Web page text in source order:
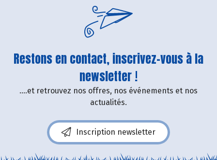
Restons en contact, inscrivez-vous à la
newsletter !
....et retrouvez nos offres, nos événements et nos
actualités.
Inscription newsletter